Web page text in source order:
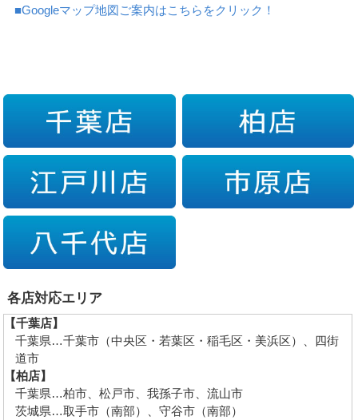
■Googleマップ地図ご案内はこちらをクリック！
各店対応エリア
【千葉店】
千葉県…千葉市（中央区・若葉区・稲毛区・美浜区）、四街
道市
【柏店】
千葉県…柏市、松戸市、我孫子市、流山市
茨城県…取手市（南部）、守谷市（南部）